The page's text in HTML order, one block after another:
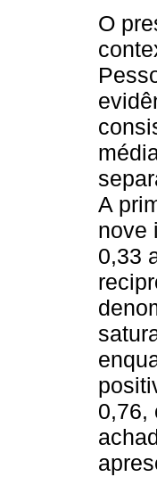
O
A
nove
0,33
0,76,